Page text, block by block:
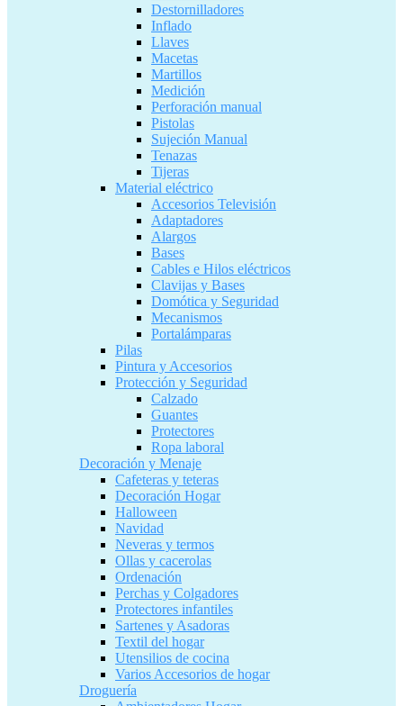
Destornilladores
Inflado
Llaves
Macetas
Martillos
Medición
Perforación manual
Pistolas
Sujeción Manual
Tenazas
Tijeras
Material eléctrico
Accesorios Televisión
Adaptadores
Alargos
Bases
Cables e Hilos eléctricos
Clavijas y Bases
Domótica y Seguridad
Mecanismos
Portalámparas
Pilas
Pintura y Accesorios
Protección y Seguridad
Calzado
Guantes
Protectores
Ropa laboral
Decoración y Menaje
Cafeteras y teteras
Decoración Hogar
Halloween
Navidad
Neveras y termos
Ollas y cacerolas
Ordenación
Perchas y Colgadores
Protectores infantiles
Sartenes y Asadoras
Textil del hogar
Utensilios de cocina
Varios Accesorios de hogar
Droguería